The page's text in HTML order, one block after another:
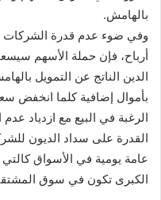
بالهامش.
وفي ضوء عدم قدرة الشركات
أرباح، فإن حملة الأسهم
الدين الناتج عن التمويل
بأموال إضافية كلما انخفض
الرغبة في البيع مع ازدياد
القدرة على سداد الديون
عامة يومية في الأسواق
الكبرى تكون في سوق